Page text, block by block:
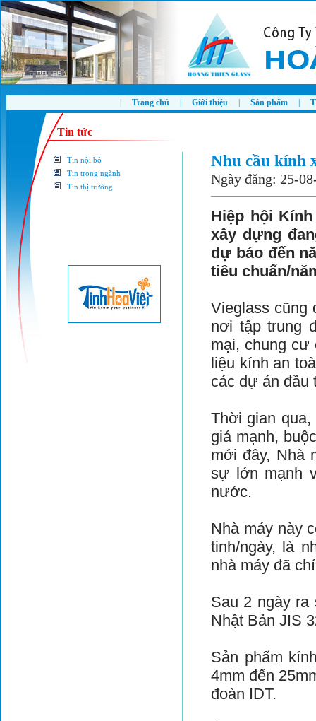
Trang chủ| Giới thiệu| Sản phẩm|
Tin tức
Tin nội bộ
Tin trong ngành
Tin thị trường
Nhu cầu kính
Ngày đăng: 25-
Hiệp hội
xây dựng
dự báo đến
tiêu chuẩn/
Vieglass cũng
nơi tập trung
mại, chung cư
liệu kính an
các dự án đầu
Thời gian
giá mạnh,
mới đây, Nhà
sự lớn mạnh
nước.
Nhà máy này
tinh/ngày, là
nhà máy đã
Sau 2 ngày ra
Nhật Bản JIS
Sản phẩm
4mm đến
đoàn IDT.